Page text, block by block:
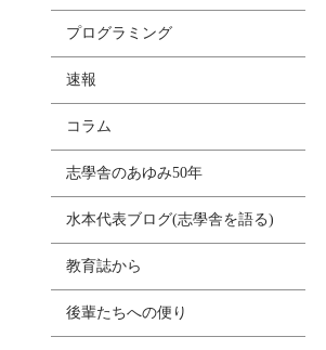
プログラミング
速報
コラム
志學舎のあゆみ50年
水本代表ブログ(志學舎を語る)
教育誌から
後輩たちへの便り